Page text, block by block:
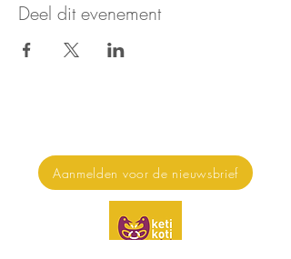
Deel dit evenement
Aanmelden voor de nieuwsbrief